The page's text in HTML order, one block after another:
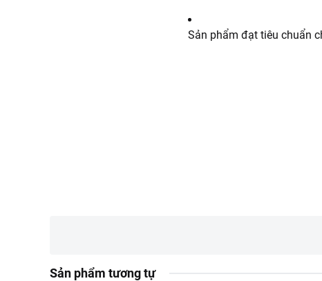
Sản phẩm đạt tiêu chuẩn
Sản phẩm tương tự